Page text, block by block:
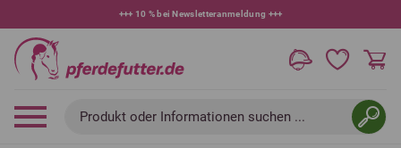
+++ 10 % bei Newsletteranmeldung +++
Produkt oder Informationen suchen ...